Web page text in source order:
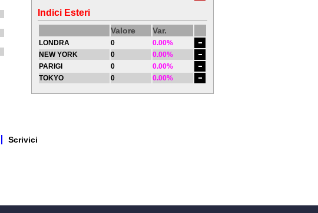
Indici Esteri
Valore Var.
LONDRA 0
0.00%
NEW YORK
0
0.00%
PARIGI
0
0.00%
TOKYO
0 0.00%
Scrivici